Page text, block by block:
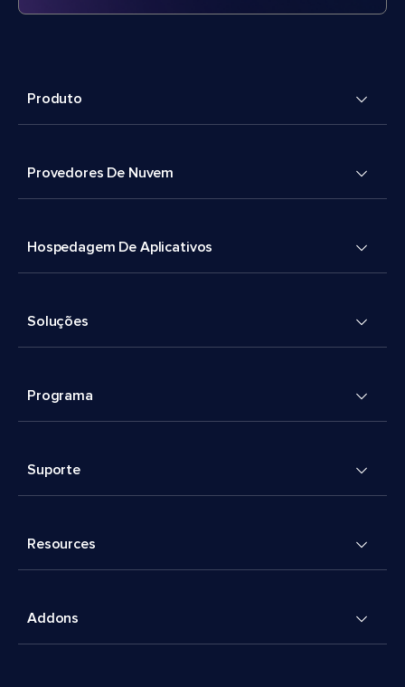
Produto
Provedores De Nuvem
Hospedagem De Aplicativos
Soluções
Programa
Suporte
Resources
Addons